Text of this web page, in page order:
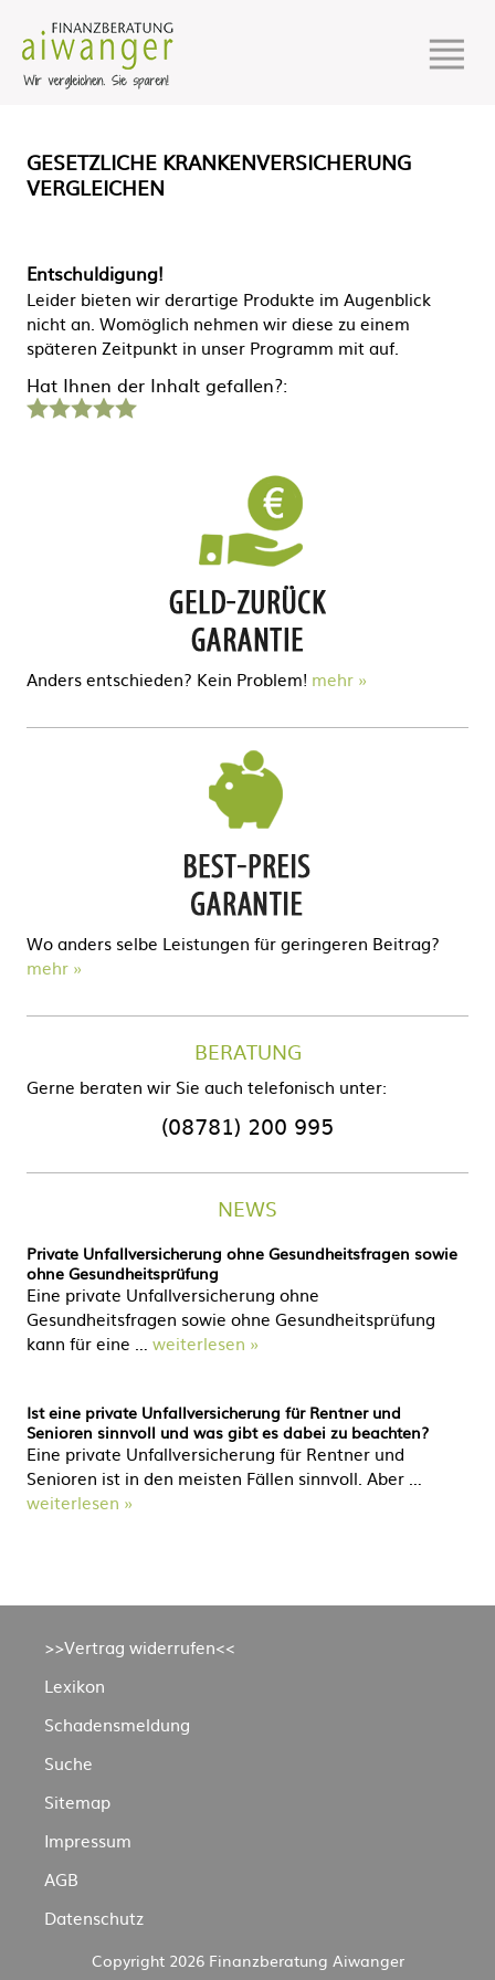
GESETZLICHE KRANKENVERSICHERUNG
VERGLEICHEN
Entschuldigung!
Leider bieten wir derartige Produkte im Augenblick
nicht an. Womöglich nehmen wir diese zu einem
späteren Zeitpunkt in unser Programm mit auf.
Hat Ihnen der Inhalt gefallen?:
Stern Sterne Sterne Sterne Sterne
Anders entschieden? Kein Problem! mehr
Wo anders selbe Leistungen für geringeren Beitrag?
mehr
BERATUNG
Gerne beraten wir Sie auch telefonisch unter:
(08781) 200 995
NEWS
Private Unfallversicherung ohne Gesundheitsfragen sowie
ohne Gesundheitsprüfung
Eine private Unfallversicherung ohne
Gesundheitsfragen sowie ohne Gesundheitsprüfung
kann für eine … weiterlesen »
Ist eine private Unfallversicherung für Rentner und
Senioren sinnvoll und was gibt es dabei zu beachten?
Eine private Unfallversicherung für Rentner und
Senioren ist in den meisten Fällen sinnvoll. Aber …
weiterlesen »
>>Vertrag widerrufen<<
Lexikon
Schadensmeldung
Suche
Sitemap
Impressum
AGB
Datenschutz
Copyright 2026 Finanzberatung Aiwanger